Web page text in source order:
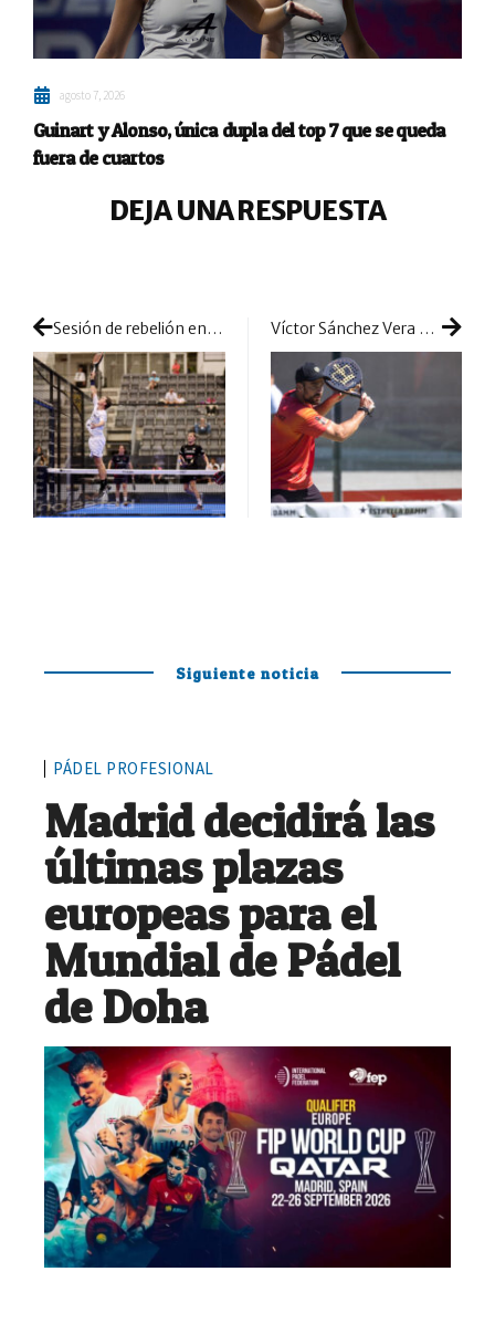
agosto 7, 2026
Guinart y Alonso, única dupla del top 7 que se queda
fuera de cuartos
DEJA UNA RESPUESTA
Sesión de rebelión en la zona media y susto para Paquito y Lebrón Víctor Sánchez Vera está de aniversario y llega al medio centenar de finales
Siguiente noticia
PÁDEL PROFESIONAL
Madrid decidirá las
últimas plazas
europeas para el
Mundial de Pádel
de Doha